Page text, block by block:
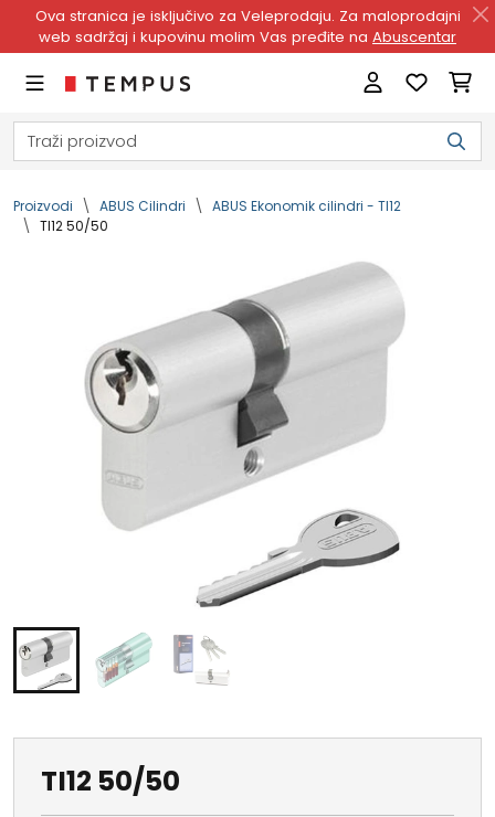
Ova stranica je isključivo za Veleprodaju. Za maloprodajni
web sadržaj i kupovinu molim Vas pređite na Abuscentar
Proizvodi ABUS Cilindri
ABUS Ekonomik cilindri - TI12
TI12 50/50
TI12 50/50